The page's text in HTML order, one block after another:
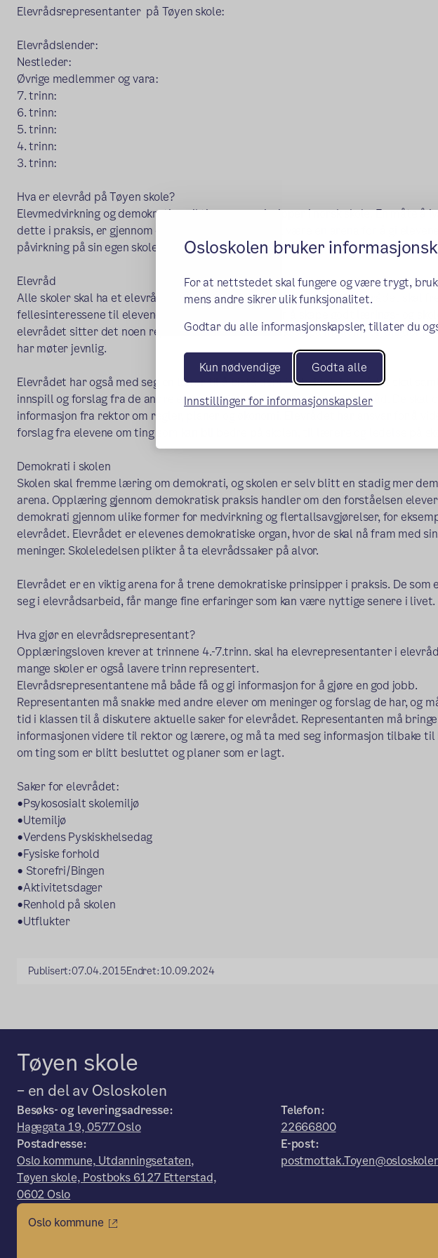
Osloskolen bruker
For at nettstedet skal fungere og være trygt,
mens andre sikrer ulik funksjonalitet.
Godtar du alle informasjonskapsler, tillater du
Kun nødvendige Godta alle
Innstillinger for informasjonskapsler
Elevrådsrepresentanter på Tøyen skole:
Elevrådslender:
Nestleder:
Øvrige medlemmer og vara:
7. trinn:
6. trinn:
5. trinn:
4. trinn:
3. trinn:
Hva er elevråd på Tøyen skole?
Elevmedvirkning og demokrati er viktige grunnprinsipper i norsk skole. En måte å
dette i praksis, er gjennom elevrådet. Elevrådet skal være en arena for å gi elevene
påvirkning på sin egen skolehverdag.
Elevråd
Alle skoler skal ha et elevråd, det er slått fast i opplæringsloven. Elevrådet skal
fellesinteressene til elevene på skolen og arbeide for å skape godt lærings- og
elevrådet sitter det noen representanter fra hver klasse på mellom- og
har møter jevnlig.
Elevrådet har også med seg en lærer til å bistå dem i arbeidet. Elevrådet skal
innspill og forslag fra de andre elevene, gjennom for eksempel klasseråd. De skal
informasjon fra rektor om regler, planer og økonomi. Elevrådet har ansvar for å
forslag fra elevene om ting som kan bli bedre på skolen, til lærere og ledelse på
Demokrati i skolen
Skolen skal fremme læring om demokrati, og skolen er selv blitt en stadig mer
arena. Opplæring gjennom demokratisk praksis handler om den forståelsen
demokrati gjennom ulike former for medvirkning og flertallsavgjørelser, for
elevrådet. Elevrådet er elevenes demokratiske organ, hvor de skal nå fram med
meninger. Skoleledelsen plikter å ta elevrådssaker på alvor.
Elevrådet er en viktig arena for å trene demokratiske prinsipper i praksis. De som
seg i elevrådsarbeid, får mange fine erfaringer som kan være nyttige senere i livet.
Hva gjør en elevrådsrepresentant?
Opplæringsloven krever at trinnene 4.-7.trinn. skal ha elevrepresentanter i
mange skoler er også lavere trinn representert.
Elevrådsrepresentantene må både få og gi informasjon for å gjøre en god jobb.
Representanten må snakke med andre elever om meninger og forslag de har, og
tid i klassen til å diskutere aktuelle saker for elevrådet. Representanten må
informasjonen videre til rektor og lærere, og må ta med seg informasjon tilbake til
om ting som er blitt besluttet og planer som er lagt.
Saker for elevrådet:
•Psykososialt skolemiljø
•Utemiljø
•Verdens Pyskiskhelsedag
•Fysiske forhold
• Storefri/Bingen
•Aktivitetsdager
•Renhold på skolen
•Utflukter
Publisert:07.04.2015Endret:10.09.2024
Tøyen skole
– en del av Osloskolen
Besøks- og leveringsadresse:
Hagegata 19, 0577 Oslo
Postadresse:
Oslo kommune, Utdanningsetaten,
Tøyen skole, Postboks 6127 Etterstad,
0602 Oslo
Telefon:
22666800
E-post:
Oslo kommune